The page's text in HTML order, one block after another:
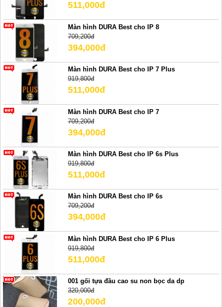
511,000đ
Màn hình DURA Best cho IP 8
709,200đ
394,000đ
Màn hình DURA Best cho IP 7 Plus
919,800đ
511,000đ
Màn hình DURA Best cho IP 7
709,200đ
394,000đ
Màn hình DURA Best cho IP 6s Plus
919,800đ
511,000đ
Màn hình DURA Best cho IP 6s
709,200đ
394,000đ
Màn hình DURA Best cho IP 6 Plus
919,800đ
511,000đ
001 gối tựa đầu cao su non bọc da dp
320,000đ
200,000đ